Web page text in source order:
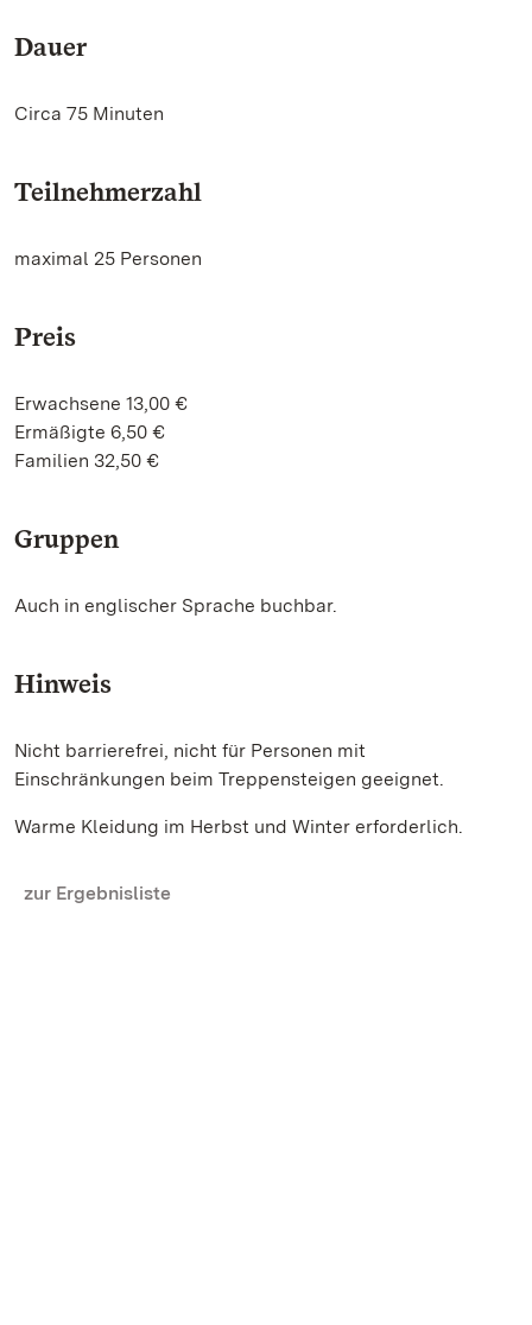
Dauer
Circa 75 Minuten
Teilnehmerzahl
maximal 25 Personen
Preis
Erwachsene 13,00 €
Ermäßigte 6,50 €
Familien 32,50 €
Gruppen
Auch in englischer Sprache buchbar.
Hinweis
Nicht barrierefrei, nicht für Personen mit
Einschränkungen beim Treppensteigen geeignet.
Warme Kleidung im Herbst und Winter erforderlich.
zur Ergebnisliste